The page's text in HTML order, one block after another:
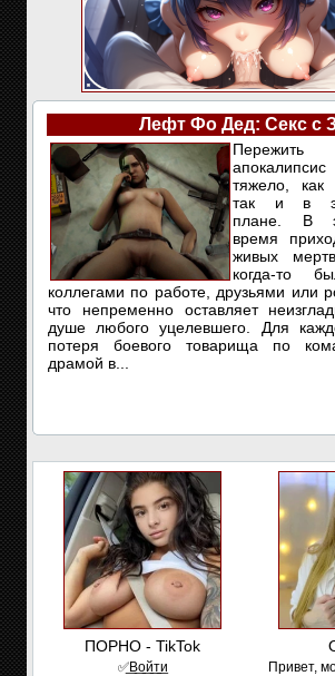
Лефт Фо Дед: Секс с
тяжело, как
так и в
плане. В
время
живых
когда-то
коллегами по работе, друзьями или
что непременно оставляет
душе любого уцелевшего. Для
потеря боевого товарища по
драмой в...
ПОРНО - TikTok
✅͟В͟о͟й͟т͟и Привет,